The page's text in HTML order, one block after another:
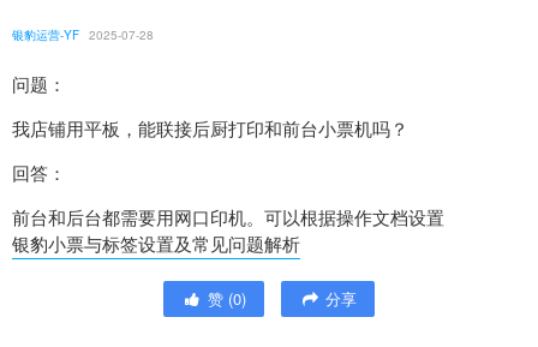
银豹运营-YF 2025-07-28
问题：
我店铺用平板，能联接后厨打印和前台小票机吗？
回答：
前台和后台都需要用网口印机。可以根据操作文档设置
银豹小票与标签设置及常见问题解析
赞 (0) 分享